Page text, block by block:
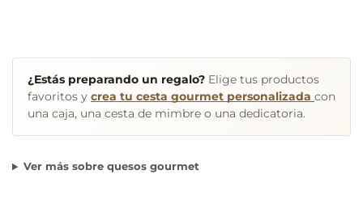
¿Estás preparando un regalo? Elige tus productos
favoritos y crea tu cesta gourmet personalizada con
una caja, una cesta de mimbre o una dedicatoria.
Ver más sobre quesos gourmet